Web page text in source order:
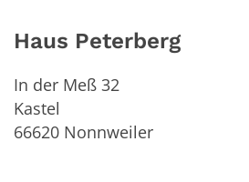
Haus Peterberg
In der Meß 32
Kastel
66620 Nonnweiler